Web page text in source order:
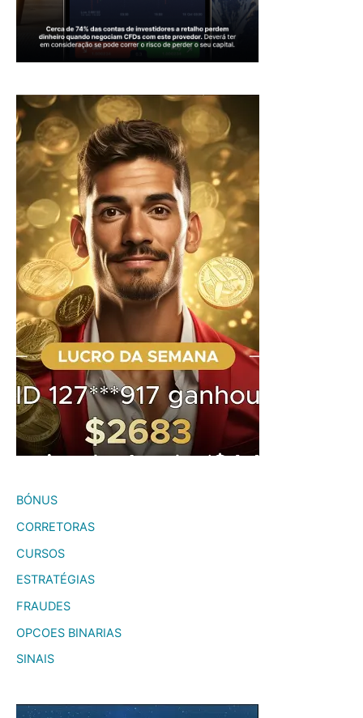
BÓNUS
CORRETORAS
CURSOS
ESTRATÉGIAS
FRAUDES
OPCOES BINARIAS
SINAIS